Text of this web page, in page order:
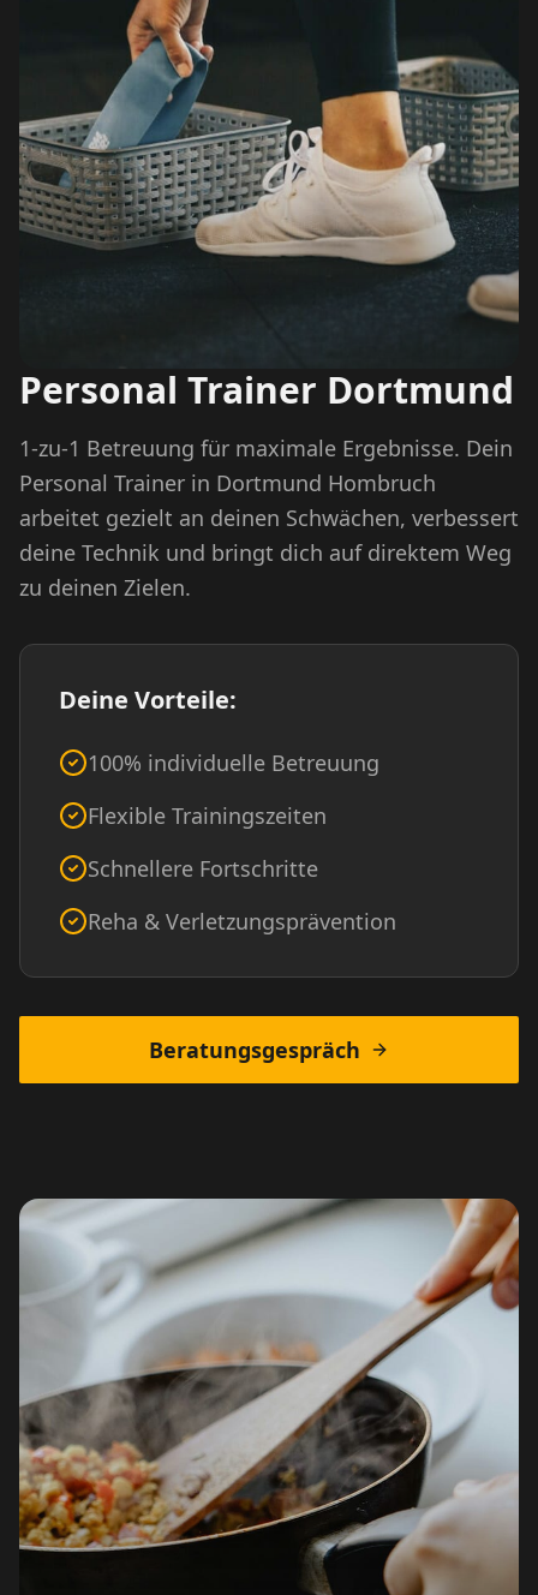
Personal Trainer Dortmund
1-zu-1 Betreuung für maximale Ergebnisse. Dein
Personal Trainer in Dortmund Hombruch
arbeitet gezielt an deinen Schwächen, verbessert
deine Technik und bringt dich auf direktem Weg
zu deinen Zielen.
Deine Vorteile:
100% individuelle Betreuung
Flexible Trainingszeiten
Schnellere Fortschritte
Reha & Verletzungsprävention
Beratungsgespräch